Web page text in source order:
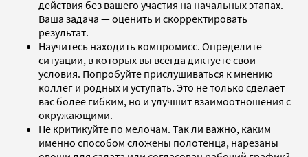
действия без вашего участия на начальных этапах.
Ваша задача — оценить и скорректировать
результат.
Научитесь находить компромисс. Определите
ситуации, в которых вы всегда диктуете свои
условия. Попробуйте прислушиваться к мнению
коллег и родных и уступать. Это не только сделает
вас более гибким, но и улучшит взаимоотношения с
окружающими.
Не критикуйте по мелочам. Так ли важно, каким
именно способом сложены полотенца, нарезаны